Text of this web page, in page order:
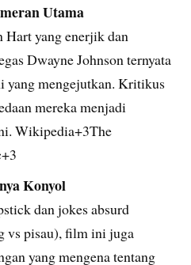
Utama
yang enerjik dan
Dwayne Johnson ternyata
yang mengejutkan. Kritikus
mereka menjadi
Wikipedia+3The
Konyol
dan jokes absurd
vs pisau), film ini juga
yang mengena tentang